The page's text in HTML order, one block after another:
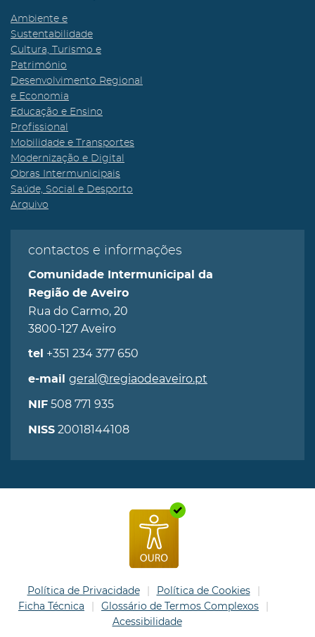
Ambiente e
Sustentabilidade
Cultura, Turismo e
Património
Desenvolvimento Regional
e Economia
Educação e Ensino
Profissional
Mobilidade e Transportes
Modernização e Digital
Obras Intermunicipais
Saúde, Social e Desporto
Arquivo
contactos e informações
Comunidade Intermunicipal da
Região de Aveiro
Rua do Carmo, 20
3800-127 Aveiro
tel +351 234 377 650
e-mail geral@regiaodeaveiro.pt
NIF 508 771 935
NISS 20018144108
Política de Privacidade
Política de Cookies
Ficha Técnica
Glossário de Termos Complexos
Acessibilidade